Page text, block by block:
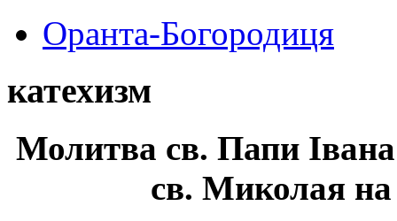
Оранта-Богородиця
катехизм
Молитва св. Папи
св. Миколая на